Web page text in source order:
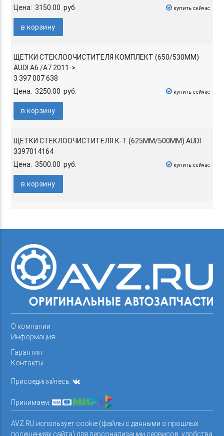
Цена: 3150.00 руб.
купить сейчас
в корзину
ЩЕТКИ СТЕКЛООЧИСТИТЕЛЯ КОМПЛЕКТ (650/530ММ)
AUDI A6 /A7 2011->
3 397 007 638
Цена: 3250.00 руб.
купить сейчас
в корзину
ЩЕТКИ СТЕКЛООЧИСТИТЕЛЯ К-Т (625ММ/500ММ) AUDI
3397014164
Цена: 3500.00 руб.
купить сейчас
в корзину
О компании
Информация
Гарантия
Контакты
Присоединяйтесь:
Принимаем:
AVZ.RU использует cookie (файлы с данными о прошлых
посещениях сайта) для персонализации сервисов, удобства